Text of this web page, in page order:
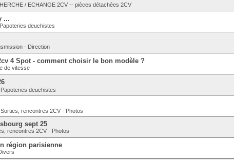
/ ECHANGE 2CV -- pièces détachées 2CV
...
Papoteries deuchistes
- Direction
4 Spot - comment choisir le bon modèle ?
de vitesse
Papoteries deuchistes
Sorties, rencontres 2CV - Photos
sept 25
rencontres 2CV - Photos
région parisienne